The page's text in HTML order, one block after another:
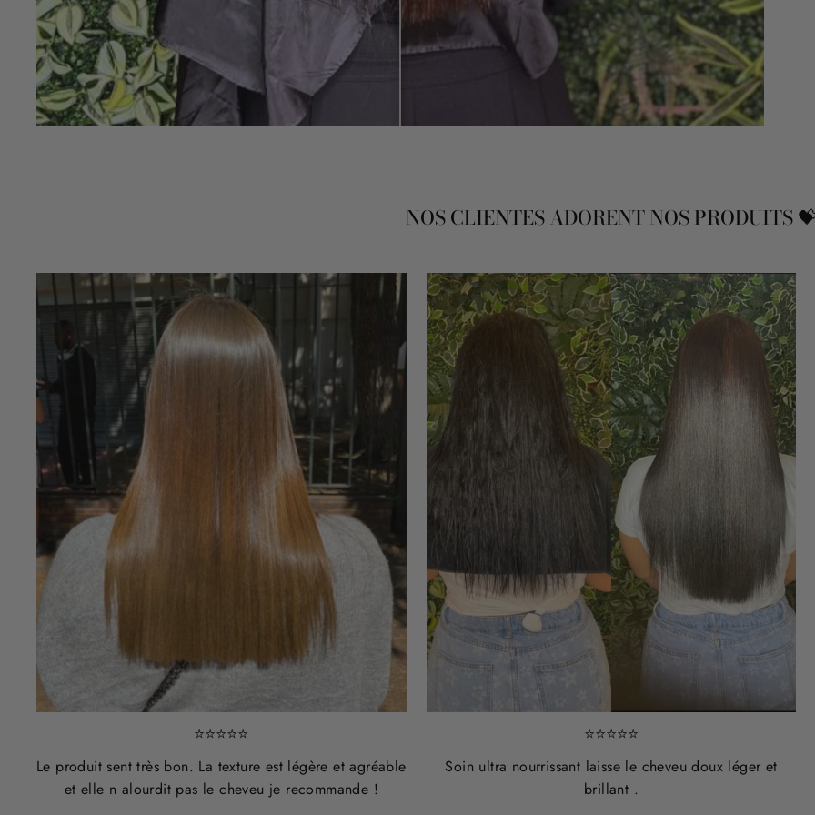
NOS CLIENTES ADORENT NOS PRODUITS
⭐⭐⭐⭐⭐
Le produit sent très bon. La texture est légère et agréable
et elle n alourdit pas le cheveu je recommande !
⭐⭐⭐⭐⭐
Soin ultra nourrissant laisse le cheveu doux léger et
brillant .